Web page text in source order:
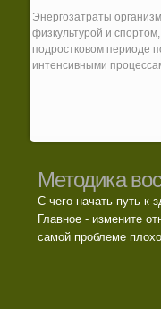
Энергозатраты
физкультурой и
подростковом периоде
интенсивными
Методика
С чего начать путь к
Главное - измените
самой проблеме